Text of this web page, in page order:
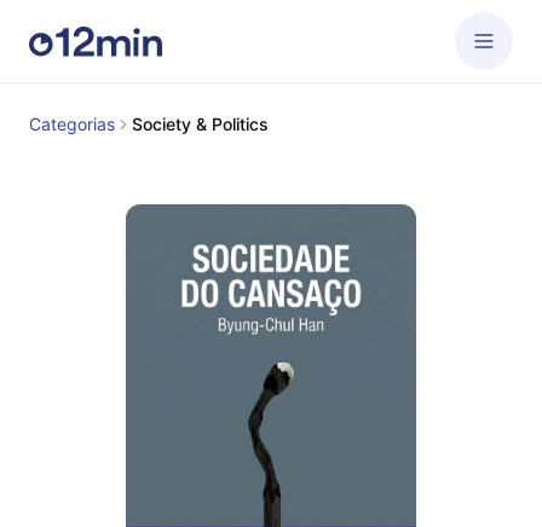
Categorias Society & Politics